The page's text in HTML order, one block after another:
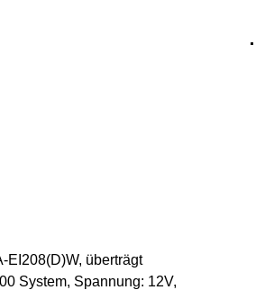
EI208(D)W, überträgt
System, Spannung: 12V,